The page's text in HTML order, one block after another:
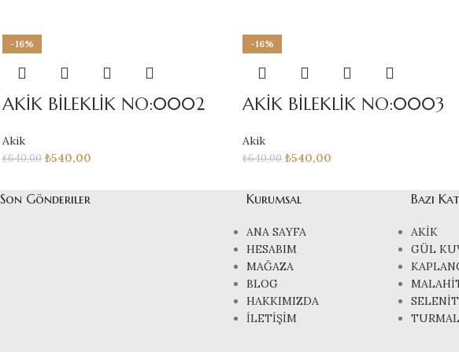
-16%
AKİK BİLEKLİK NO:0002
Akik
₺640,00 ₺540,00
-16%
AKİK BİLEKLİK NO:0003
Akik
₺640,00 ₺540,00
Son Gönderiler Kurumsal
ANA SAYFA
HESABIM
MAĞAZA
BLOG
HAKKIMIZDA
İLETİŞİM
Bazı
AKİK
GÜL
SELENİT